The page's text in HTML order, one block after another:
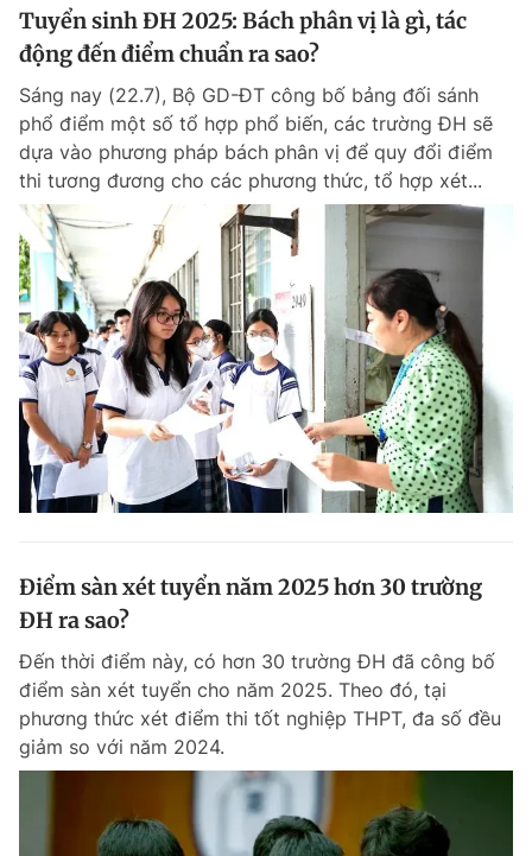
Tuyển sinh ĐH 2025: Bách phân vị là gì, tác
động đến điểm chuẩn ra sao?
Sáng nay (22.7), Bộ GD-ĐT công bố bảng đối sánh
phổ điểm một số tổ hợp phổ biến, các trường ĐH sẽ
dựa vào phương pháp bách phân vị để quy đổi điểm
thi tương đương cho các phương thức, tổ hợp xét...
Điểm sàn xét tuyển năm 2025 hơn 30 trường
ĐH ra sao?
Đến thời điểm này, có hơn 30 trường ĐH đã công bố
điểm sàn xét tuyển cho năm 2025. Theo đó, tại
phương thức xét điểm thi tốt nghiệp THPT, đa số đều
giảm so với năm 2024.